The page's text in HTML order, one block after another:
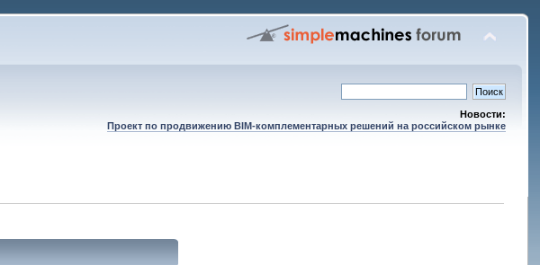
Новости:
Проект по продвижению BIM-комплементарных решений на российском рынке